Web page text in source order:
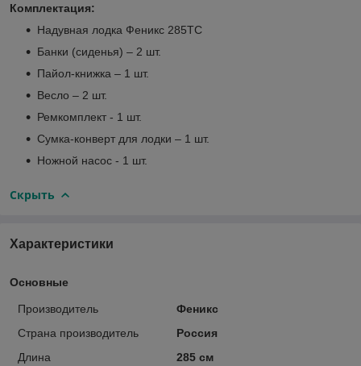
Комплектация:
Надувная лодка Феникс 285TС
Банки (сиденья) – 2 шт.
Пайол-книжка – 1 шт.
Весло – 2 шт.
Ремкомплект - 1 шт.
Сумка-конверт для лодки – 1 шт.
Ножной насос - 1 шт.
Скрыть
Характеристики
Основные
Производитель
Феникс
Страна производитель
Россия
Длина
285 см